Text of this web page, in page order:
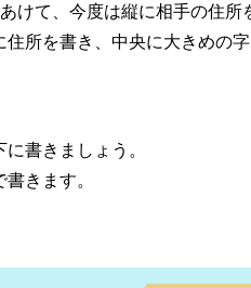
けて、今度は縦に相手の住所
所を書き、中央に大きめの
書きましょう。
きます。